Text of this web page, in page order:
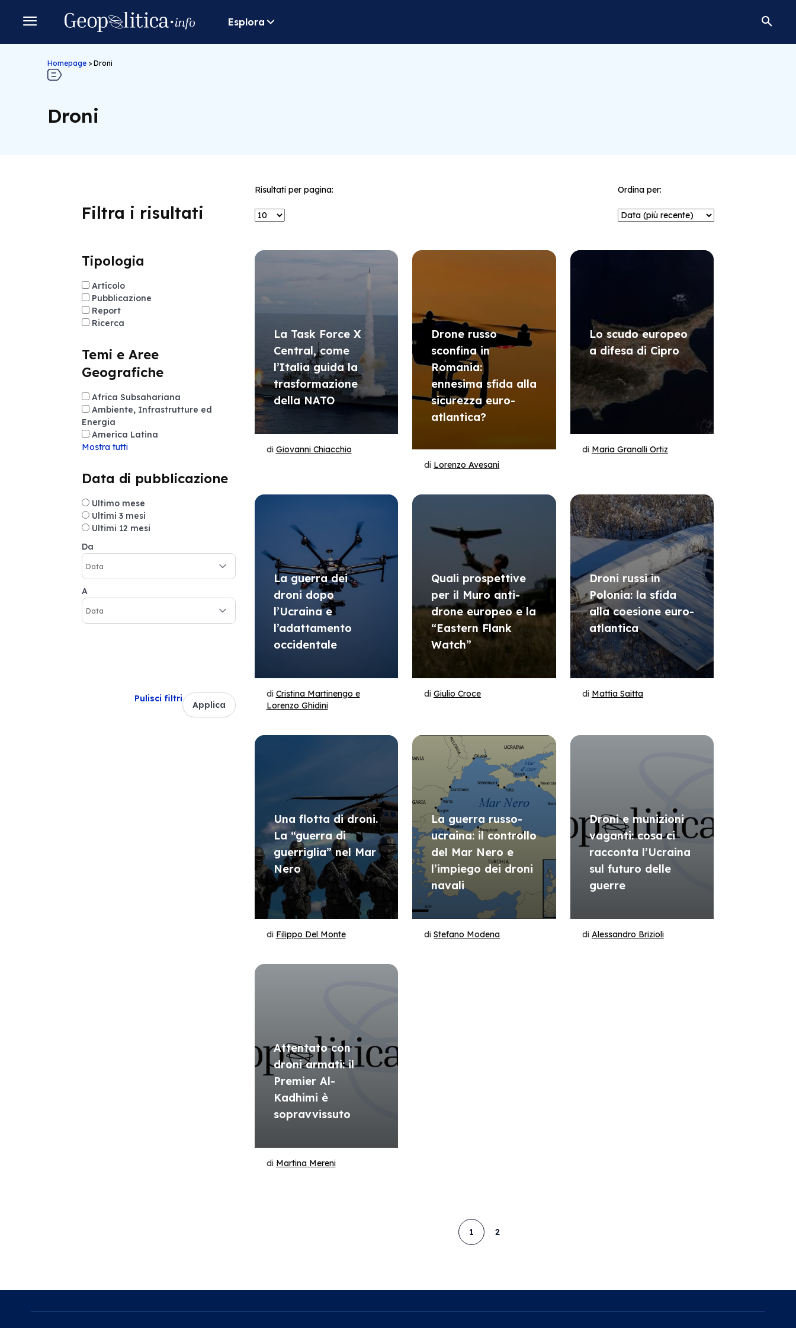
Esplora
Homepage > Droni
Droni
Filtra i risultati
Tipologia
Articolo
Pubblicazione
Report
Ricerca
Temi e Aree
Geografiche
Africa Subsahariana
Ambiente, Infrastrutture ed
Energia
America Latina
Mostra tutti
Data di pubblicazione
Ultimo mese
Ultimi 3 mesi
Ultimi 12 mesi
Da
A
Pulisci filtri
Applica
Risultati per pagina: Ordina per:
La Task Force X
Central, come
l’Italia guida la
trasformazione
della NATO
di Giovanni Chiacchio
Drone russo
sconfina in
Romania:
ennesima sfida alla
sicurezza euro-
atlantica?
di Lorenzo Avesani
Lo scudo europeo
a difesa di Cipro
di Maria Granalli Ortiz
La guerra dei
droni dopo
l’Ucraina e
l’adattamento
occidentale
di Cristina Martinengo e
Lorenzo Ghidini
Quali prospettive
per il Muro anti-
drone europeo e la
“Eastern Flank
Watch”
diGiulio Croce
Droni russi in
Polonia: la sfida
alla coesione euro-
atlantica
di Mattia Saitta
Una flotta di droni.
La “guerra di
guerriglia” nel Mar
Nero
di Filippo Del Monte
La guerra russo-
ucraina: il controllo
del Mar Nero e
l’impiego dei droni
navali
diStefano Modena
Droni e munizioni
vaganti: cosa ci
racconta l’Ucraina
sul futuro delle
guerre
di Alessandro Brizioli
Attentato con
droni armati: il
Premier Al-
Kadhimi è
sopravvissuto
di Martina Mereni
1 2